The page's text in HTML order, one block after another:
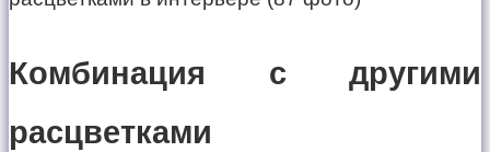
Комбинация с другими
расцветками